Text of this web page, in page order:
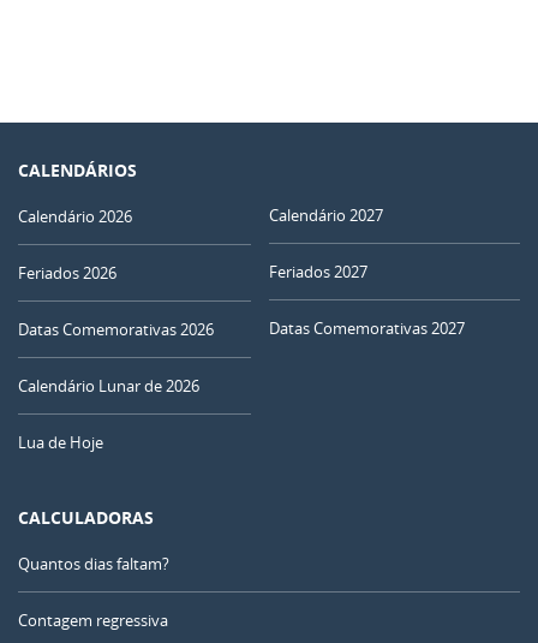
CALENDÁRIOS
Calendário 2026
Feriados 2026
Datas Comemorativas 2026
Calendário Lunar de 2026
Lua de Hoje
Calendário 2027
Feriados 2027
Datas Comemorativas 2027
CALCULADORAS
Quantos dias faltam?
Contagem regressiva